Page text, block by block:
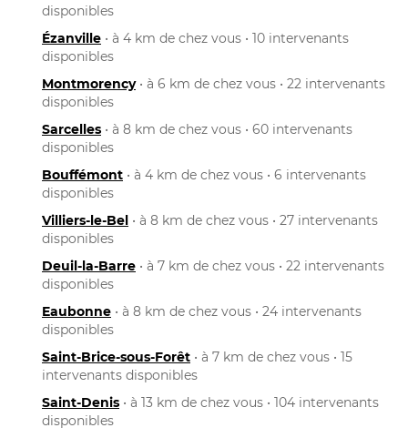
disponibles
Ézanville • à 4 km de chez vous • 10 intervenants
disponibles
Montmorency• à 6 km de chez vous • 22 intervenants
disponibles
Sarcelles • à 8 km de chez vous • 60 intervenants
disponibles
Bouffémont • à 4 km de chez vous • 6 intervenants
disponibles
Villiers-le-Bel • à 8 km de chez vous • 27 intervenants
disponibles
Deuil-la-Barre • à 7 km de chez vous • 22 intervenants
disponibles
Eaubonne • à 8 km de chez vous • 24 intervenants
disponibles
Saint-Brice-sous-Forêt • à 7 km de chez vous • 15
intervenants disponibles
Saint-Denis • à 13 km de chez vous • 104 intervenants
disponibles